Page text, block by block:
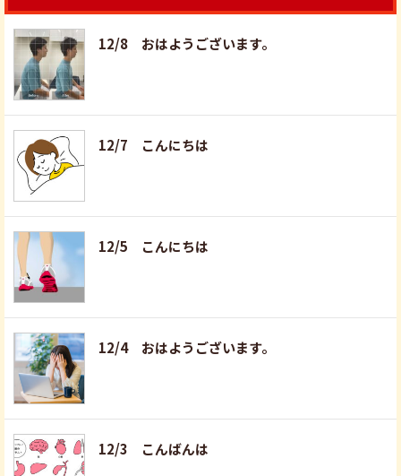
12/8 おはようございます。
12/7 こんにちは
12/5 こんにちは
12/4 おはようございます。
12/3 こんばんは